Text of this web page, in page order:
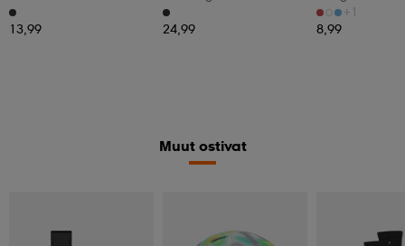
13,99 24,99
+1
8,99
Muut ostivat